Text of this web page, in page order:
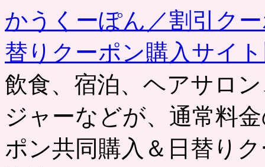
かうくーぽん／割引ク
替りクーポン購入サイ
飲食、宿泊、ヘアサロ
ジャーなどが、通常料
ポン共同購入＆日替り